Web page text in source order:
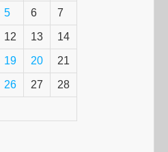
5 6 7
12 13 14
19 20 21
26 27 28